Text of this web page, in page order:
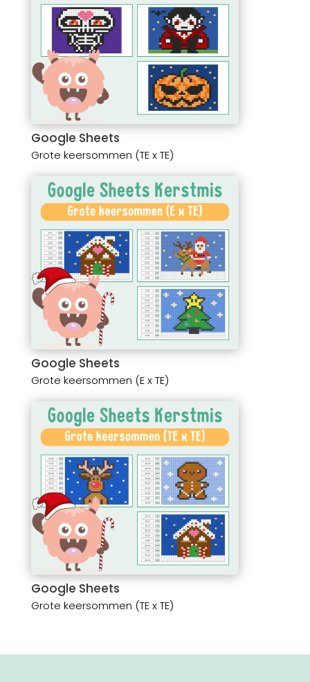
Google Sheets
Grote keersommen (TE x TE)
Google Sheets
Grote keersommen (E x TE)
Google Sheets
Grote keersommen (TE x TE)